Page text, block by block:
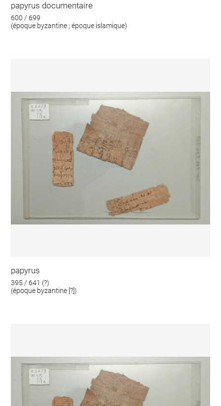
papyrus documentaire
600 / 699
(époque byzantine ; époque islamique)
papyrus
395 / 641 (?)
(époque byzantine [?])